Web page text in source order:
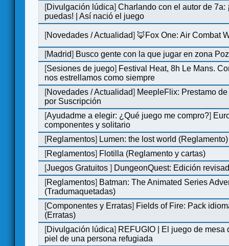
[Divulgación lúdica]Charlando con el autor de 7a:
puedas! | Así nació el juego
[Novedades / Actualidad] 🦊Fox One: Air Combat
[Madrid] Busco gente con la que jugar en zona
[Sesiones de juego] Festival Heat, 8h Le Mans.
nos estrellamos como siempre
[Novedades / Actualidad] MeepleFlix: Prestamo
por Suscripción
[Ayudadme a elegir: ¿Qué juego me compro?]
componentes y solitario
[Reglamentos] Lumen: the lost world (Reglamento)
[Reglamentos] Flotilla (Reglamento y cartas)
[Juegos Gratuitos] DungeonQuest: Edición
[Reglamentos] Batman: The Animated Series
(Tradumaquetadas)
[Componentes y Erratas] Fields of Fire: Pack
(Erratas)
[Divulgación lúdica] REFUGIO | El juego de mesa
piel de una persona refugiada